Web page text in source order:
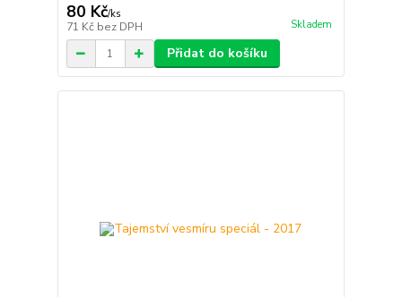
80 Kč/ks
71 Kč bez DPH Skladem
Přidat do košíku